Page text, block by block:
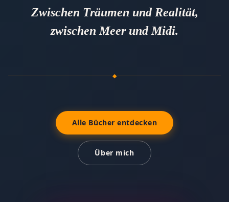
Zwischen Träumen und Realität,
zwischen Meer und Midi.
◆
Alle Bücher entdecken
Über mich